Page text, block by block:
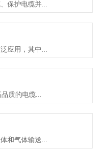
保护电缆并...
应用，其中...
质的电缆...
和气体输送...